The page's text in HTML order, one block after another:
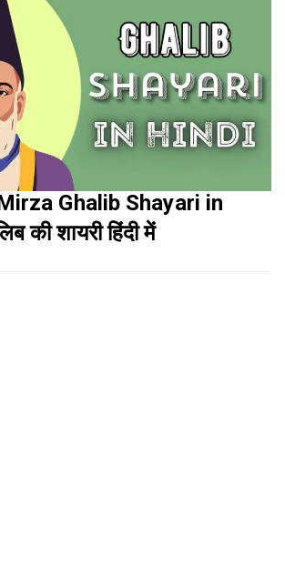
Ghalib Shayari in
की शायरी हिंदी में